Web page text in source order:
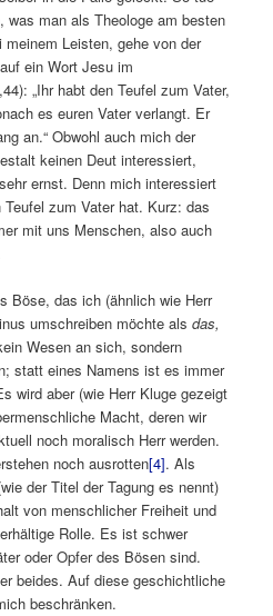
was man als Theologe am besten
Leisten, gehe von der
ein Wort Jesu im
„Ihr habt den Teufel zum Vater,
es euren Vater verlangt. Er
an.“ Obwohl auch mich der
keinen Deut interessiert,
ernst. Denn mich interessiert
zum Vater hat. Kurz: das
mit uns Menschen, also auch
Böse, das ich (ähnlich wie Herr
umschreiben möchte alsdas,
Wesen an sich, sondern
statt eines Namens ist es immer
wird aber (wie Herr Kluge gezeigt
Macht, deren wir
noch moralisch Herr werden.
noch ausrotten[4]. Als
der Titel der Tagung es nennt)
von menschlicher Freiheit und
Rolle. Es ist schwer
oder Opfer des Bösen sind.
beides. Auf diese geschichtliche
beschränken.